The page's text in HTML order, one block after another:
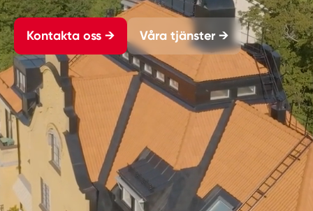
Kontakta oss → Våra tjänster →